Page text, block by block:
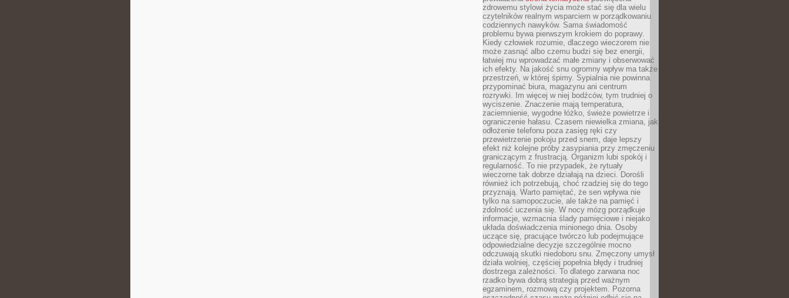
zdrowemu stylowi życia może stać się dla wielu
czytelników realnym wsparciem w porządkowaniu
codziennych nawyków. Sama świadomość
problemu bywa pierwszym krokiem do poprawy.
Kiedy człowiek rozumie, dlaczego wieczorem nie
może zasnąć albo czemu budzi się bez energii,
łatwiej mu wprowadzać małe zmiany i obserwować
ich efekty. Na jakość snu ogromny wpływ ma także
przestrzeń, w której śpimy. Sypialnia nie powinna
przypominać biura, magazynu ani centrum
rozrywki. Im więcej w niej bodźców, tym trudniej o
wyciszenie. Znaczenie mają temperatura,
zaciemnienie, wygodne łóżko, świeże powietrze i
ograniczenie hałasu. Czasem niewielka zmiana, jak
odłożenie telefonu poza zasięg ręki czy
przewietrzenie pokoju przed snem, daje lepszy
efekt niż kolejne próby zasypiania przy zmęczeniu
graniczącym z frustracją. Organizm lubi spokój i
regularność. To nie przypadek, że rytuały
wieczorne tak dobrze działają na dzieci. Dorośli
również ich potrzebują, choć rzadziej się do tego
przyznają. Warto pamiętać, że sen wpływa nie
tylko na samopoczucie, ale także na pamięć i
zdolność uczenia się. W nocy mózg porządkuje
informacje, wzmacnia ślady pamięciowe i niejako
układa doświadczenia minionego dnia. Osoby
uczące się, pracujące twórczo lub podejmujące
odpowiedzialne decyzje szczególnie mocno
odczuwają skutki niedoboru snu. Zmęczony umysł
działa wolniej, częściej popełnia błędy i trudniej
dostrzega zależności. To dlatego zarwana noc
rzadko bywa dobrą strategią przed ważnym
egzaminem, rozmową czy projektem. Pozorna